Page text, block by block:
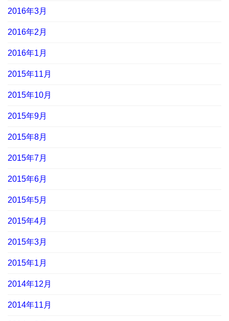
2016年3月
2016年2月
2016年1月
2015年11月
2015年10月
2015年9月
2015年8月
2015年7月
2015年6月
2015年5月
2015年4月
2015年3月
2015年1月
2014年12月
2014年11月